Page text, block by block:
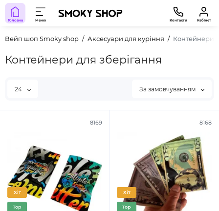
Головна Меню Контакти Кабінет
Вейп шоп Smoky shop Аксесуари для куріння Контейнери
Контейнери для зберігання
24 За замовчуванням
8169
Хіт
Top
8168
Хіт
Top